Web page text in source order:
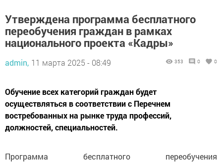
Утверждена программа бесплатного
переобучения граждан в рамках
национального проекта «Кадры»
admin, 11 марта 2025 - 08:49 353 0 0
Обучение всех категорий граждан будет
осуществляться в соответствии с Перечнем
востребованных на рынке труда профессий,
должностей, специальностей.
Программа бесплатного переобучения